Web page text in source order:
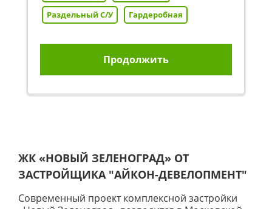
Раздельный С/У
Гардеробная
Продолжить
ЖК «НОВЫЙ ЗЕЛЕНОГРАД» ОТ
ЗАСТРОЙЩИКА "АЙКОН-ДЕВЕЛОПМЕНТ"
Современный проект комплексной застройки